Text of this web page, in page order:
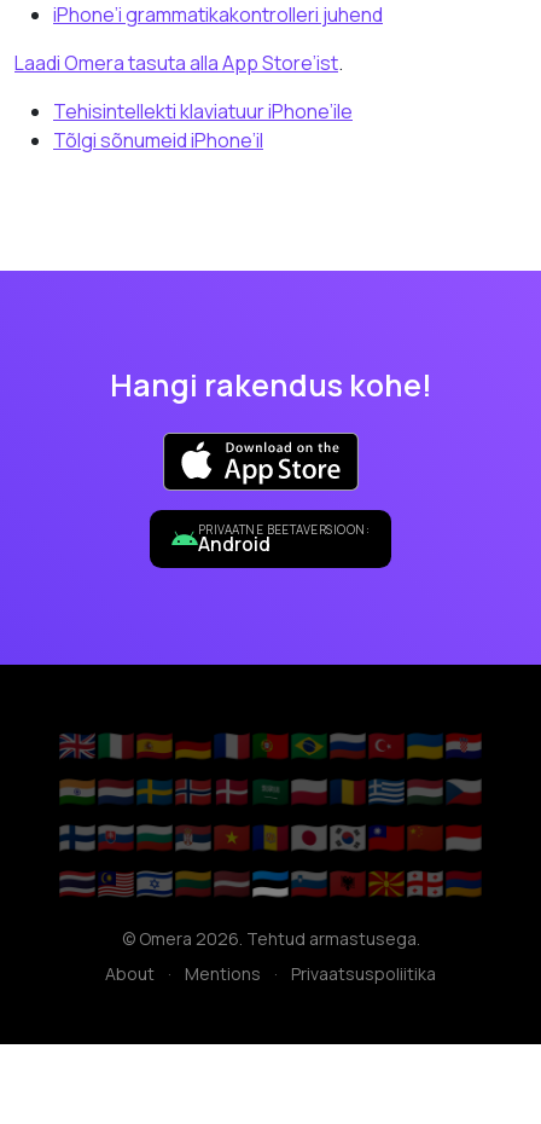
iPhone’i grammatikakontrolleri juhend
Laadi Omera tasuta alla App Store’ist.
Tehisintellekti klaviatuur iPhone’ile
Tõlgi sõnumeid iPhone’il
Hangi rakendus kohe!
PRIVAATNE BEETAVERSIOON:
Android
🇬🇧🇮🇹🇪🇸🇩🇪🇫🇷🇵🇹🇧🇷🇷🇺🇹🇷🇺🇦🇭🇷
🇮🇳🇳🇱🇸🇪🇳🇴🇩🇰🇸🇦🇵🇱🇷🇴🇬🇷🇭🇺🇨🇿
🇫🇮🇸🇰🇧🇬🇷🇸🇻🇳🇦🇩🇯🇵🇰🇷🇹🇼🇨🇳🇮🇩
🇹🇭🇲🇾🇮🇱🇱🇹🇱🇻🇪🇪🇸🇮🇦🇱🇲🇰🇬🇪🇦🇲
© Omera 2026. Tehtud armastusega.
About
· Mentions · Privaatsuspoliitika